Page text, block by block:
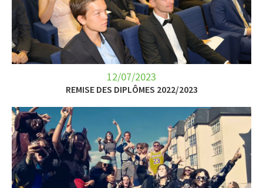
12/07/2023
REMISE DES DIPLÔMES 2022/2023